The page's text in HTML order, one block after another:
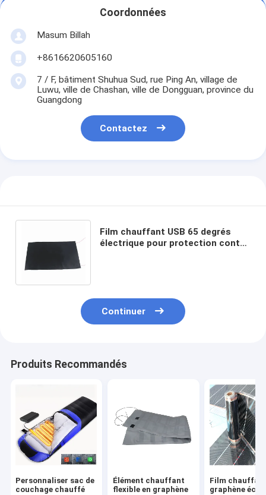
Coordonnées
Masum Billah
+8616620605160
7 / F, bâtiment Shuhua Sud, rue Ping An, village de
Luwu, ville de Chashan, ville de Dongguan, province du
Guangdong
Contactez
Film chauffant USB 65 degrés
électrique pour protection contre
Continuer
Produits Recommandés
Personnaliser sac de
couchage chauffé
Élément chauffant
flexible en graphène
Film
graphène